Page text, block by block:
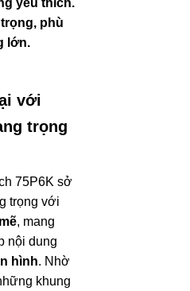
yêu thích.
phù
lớn.
với
trọng
75P6K sở
trọng với
, mang
nội dung
hình. Nhờ
khung